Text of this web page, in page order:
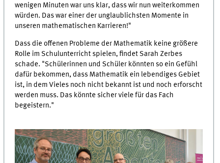
wenigen Minuten war uns klar, dass wir nun weiterkommen
würden. Das war einer der unglaublichsten Momente in
unseren mathematischen Karrieren!"
Dass die offenen Probleme der Mathematik keine größere
Rolle im Schulunterricht spielen, findet Sarah Zerbes
schade. "Schülerinnen und Schüler könnten so ein Gefühl
dafür bekommen, dass Mathematik ein lebendiges Gebiet
ist, in dem Vieles noch nicht bekannt ist und noch erforscht
werden muss. Das könnte sicher viele für das Fach
begeistern."